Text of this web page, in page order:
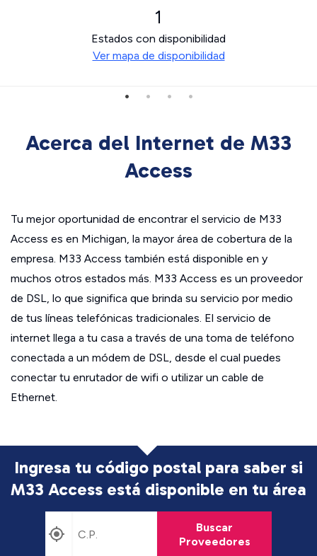
1
Estados con disponibilidad
Ver mapa de disponibilidad
Acerca del Internet de M33
Access
Tu mejor oportunidad de encontrar el servicio de M33
Access es en Michigan, la mayor área de cobertura de la
empresa. M33 Access también está disponible en y
muchos otros estados más. M33 Access es un proveedor
de DSL, lo que significa que brinda su servicio por medio
de tus líneas telefónicas tradicionales. El servicio de
internet llega a tu casa a través de una toma de teléfono
conectada a un módem de DSL, desde el cual puedes
conectar tu enrutador de wifi o utilizar un cable de
Ethernet.
Ingresa tu código postal para saber si
M33 Access está disponible en tu área
Buscar
Proveedores